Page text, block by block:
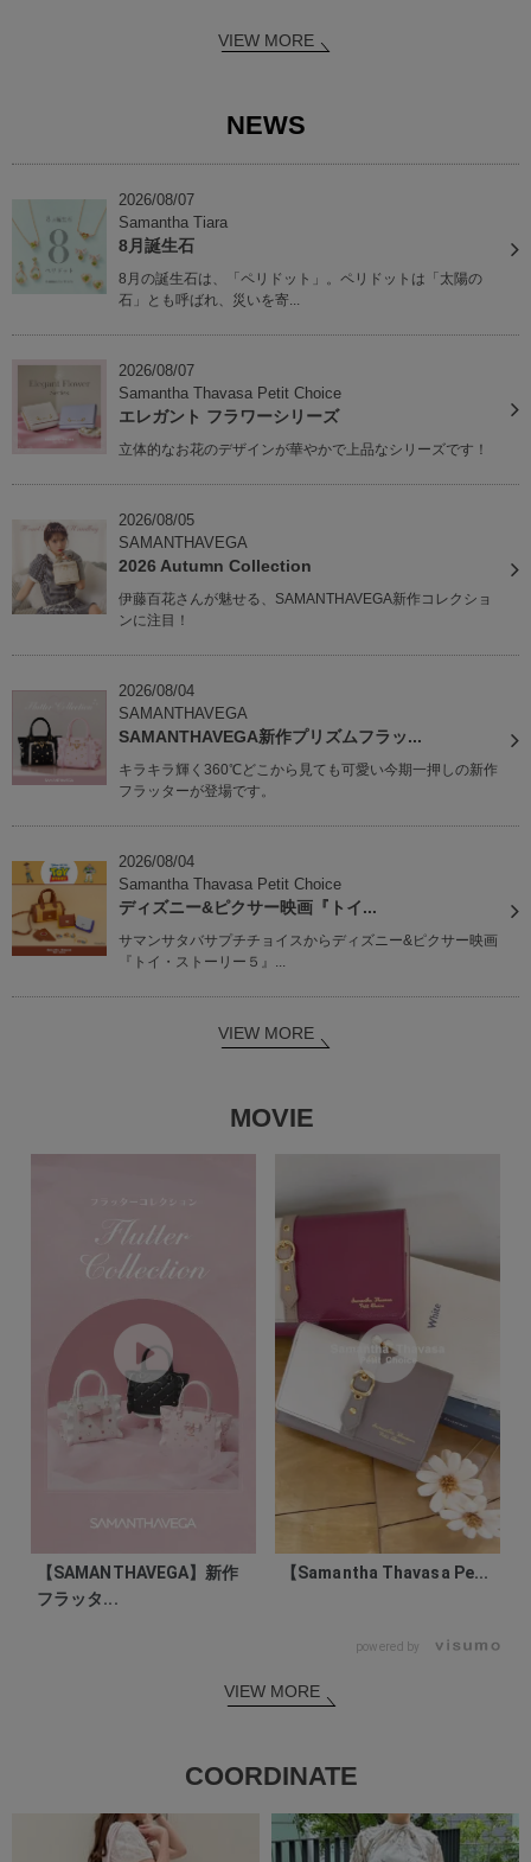
VIEW MORE
NEWS
2026/08/07
Samantha Tiara
8月誕生石
8月の誕生石は、「ペリドット」。ペリドットは「太陽の
石」とも呼ばれ、災いを寄...
2026/08/07
Samantha Thavasa Petit Choice
エレガント フラワーシリーズ
立体的なお花のデザインが華やかで上品なシリーズです！
2026/08/05
SAMANTHAVEGA
2026 Autumn Collection
伊藤百花さんが魅せる、SAMANTHAVEGA新作コレクショ
ンに注目！
2026/08/04
SAMANTHAVEGA
SAMANTHAVEGA新作プリズムフラッ...
キラキラ輝く360℃どこから見ても可愛い今期一押しの新作
フラッターが登場です。
2026/08/04
Samantha Thavasa Petit Choice
ディズニー&ピクサー映画『トイ...
サマンサタバサプチチョイスからディズニー&ピクサー映画
『トイ・ストーリー５』...
VIEW MORE
MOVIE
【SAMANTHAVEGA】新作
フラッタ...
【Samantha Thavasa Pe...
powered by
VIEW MORE
COORDINATE